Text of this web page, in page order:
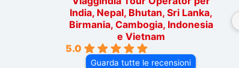
India, Nepal, Bhutan, Sri Lanka,
Birmania, Cambogia, Indonesia
e Vietnam
5.0
Guarda tutte le recensioni